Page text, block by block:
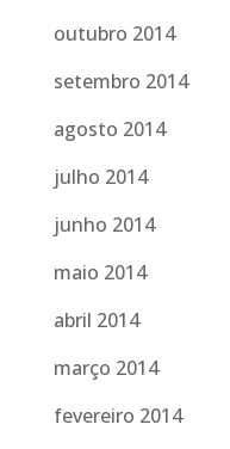
outubro 2014
setembro 2014
agosto 2014
julho 2014
junho 2014
maio 2014
abril 2014
março 2014
fevereiro 2014